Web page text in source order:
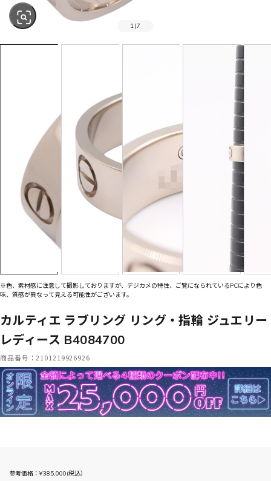
1 |7
※色、素材感に注意して撮影しておりますが、デジカメの特性、ご覧になられているPCにより色
味、質感が異なって見える可能性がございます。
カルティエ ラブリング リング・指輪 ジュエリー
レディース B4084700
商品番号：2101219926926
参考価格：¥385,000(税込）